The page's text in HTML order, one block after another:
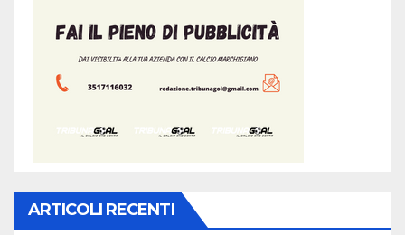
ARTICOLI RECENTI